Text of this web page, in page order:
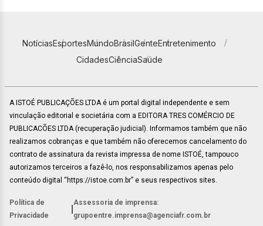
NotíciasEsportesMundoBrasilGenteEntretenimento
CidadesCiênciaSaúde
A ISTOÉ PUBLICAÇÕES LTDA é um portal digital independente e sem
vinculação editorial e societária com a EDITORA TRES COMÉRCIO DE
PUBLICACÕES LTDA (recuperação judicial). Informamos também que não
realizamos cobranças e que também não oferecemos cancelamento do
contrato de assinatura da revista impressa de nome ISTOÉ, tampouco
autorizamos terceiros a fazê-lo, nos responsabilizamos apenas pelo
conteúdo digital “https://istoe.com.br” e seus respectivos sites.
Política de
Privacidade
Assessoria de imprensa:
grupoentre.imprensa@agenciafr.com.br